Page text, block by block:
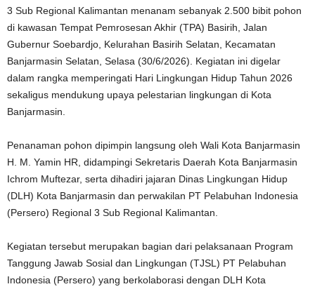
3 Sub Regional Kalimantan menanam sebanyak 2.500 bibit pohon
di kawasan Tempat Pemrosesan Akhir (TPA) Basirih, Jalan
Gubernur Soebardjo, Kelurahan Basirih Selatan, Kecamatan
Banjarmasin Selatan, Selasa (30/6/2026). Kegiatan ini digelar
dalam rangka memperingati Hari Lingkungan Hidup Tahun 2026
sekaligus mendukung upaya pelestarian lingkungan di Kota
Banjarmasin.
Penanaman pohon dipimpin langsung oleh Wali Kota Banjarmasin
H. M. Yamin HR, didampingi Sekretaris Daerah Kota Banjarmasin
Ichrom Muftezar, serta dihadiri jajaran Dinas Lingkungan Hidup
(DLH) Kota Banjarmasin dan perwakilan PT Pelabuhan Indonesia
(Persero) Regional 3 Sub Regional Kalimantan.
Kegiatan tersebut merupakan bagian dari pelaksanaan Program
Tanggung Jawab Sosial dan Lingkungan (TJSL) PT Pelabuhan
Indonesia (Persero) yang berkolaborasi dengan DLH Kota